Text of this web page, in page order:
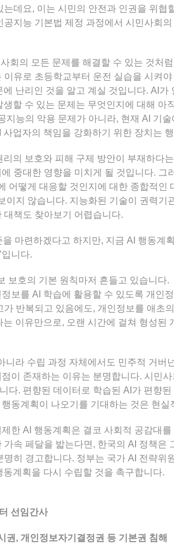
는데요, 이는 시민의 안전과 인권을 위협
지능 기본법 제정 과정에서 시민사회
회의 모든 문제를 해결할 수 있는 것처
유로 초등학교부터 운전 실습을 시켜
난리인 것을 알고 계실 것입니다. AI
할 수 있는 문제는 무엇인지에 대해 아
지능의 악용 문제가 아니라, 현재 AI 기
업자의 책임을 강화하기 위한 장치는
의 보호와 피해 구제 방안이 부재하다
중대한 영향을 미치게 될 것입니다.
어떻게 대응할 것인지에 대한 종합적인
이지 않습니다. 지능화된 기술이 권력기
책도 찾아보기 어렵습니다.
마련하겠다고 하지만, 지금 AI 행동계
입니다.
보호의 기본 원칙마저 흔들고 있습니다.
보를 AI 학습에 활용할 수 있도록 개인
반복되고 있음에도, 개인정보를 애초
이유만으로, 오랜 시간에 걸쳐 형성된
니라 수립 과정 자체에서도 민주적 거버
이 존재하는 이유는 분명합니다. 시민
다. 편향된 데이터로 학습된 AI가 편향
동계획이 나오기를 기대하는 것은 현실
한 AI 행동계획은 결코 사회적 공감대
속 페달을 밟는다면, 한국의 AI 정책은
히 경고합니다. 정부는 국가 AI 전략위
계획을 다시 수립할 것을 촉구합니다.
선임간사
권, 개인정보자기결정권 등 기본권 침해